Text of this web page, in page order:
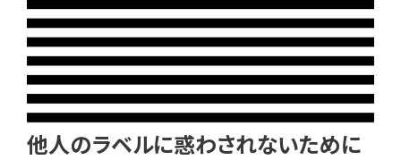
他人のラベルに惑わされないために